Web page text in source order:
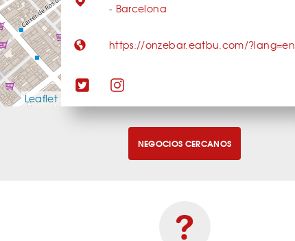
Leaflet
- Barcelona
https://onzebar.eatbu.com/?lang=en
NEGOCIOS CERCANOS